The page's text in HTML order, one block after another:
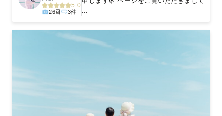
5.0
26回 3件
...